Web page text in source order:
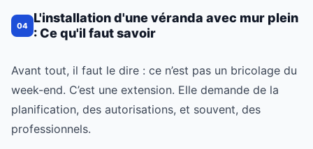
04
L'installation d'une véranda avec mur plein
: Ce qu'il faut savoir
Avant tout, il faut le dire : ce n’est pas un bricolage du
week-end. C’est une extension. Elle demande de la
planification, des autorisations, et souvent, des
professionnels.